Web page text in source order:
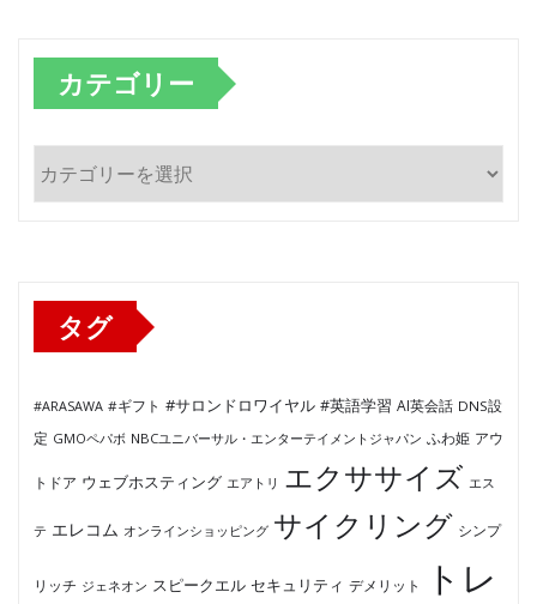
カテゴリー
テ
タグ
#ARASAWA #ギフト #サロンドロワイヤル #英語学習 AI英会話 DNS設
定 GMOペパボ NBCユニバーサル・エンターテイメントジャパン ふわ姫 アウ
トドア ウェブホスティング エアトリ エクササイズ エス
テ エレコム オンラインショッピング サイクリング シンプ
リッチ ジェネオン スピークエル セキュリティ デメリット
トレ